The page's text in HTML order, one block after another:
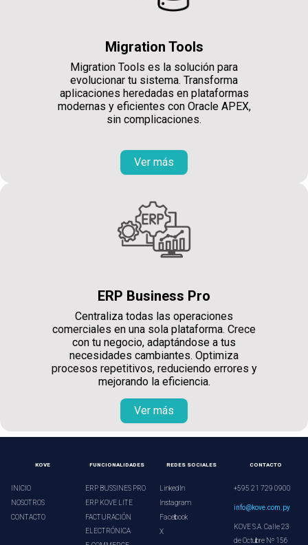
Migration Tools
Migration Tools es la solución para
evolucionar tu sistema. Transforma
aplicaciones heredadas en plataformas
modernas y eficientes con Oracle APEX,
sin complicaciones.
Ver más
ERP Business Pro
Centraliza todas las operaciones
comerciales en una sola plataforma. Crece
con tu negocio, adaptándose a tus
necesidades cambiantes. Optimiza
procesos repetitivos, reduciendo errores y
mejorando la eficiencia.
Ver más
KOVE
INICIO
NOSOTROS
CONTACTO
FUNCIONALIDADES
ERP BUSSINES PRO
ERP KOVE LITE
FACTURACIÓN
ELECTRÓNICA
REDES SOCIALES
LinkedIn
Instagram
Facebook
X
CONTACTO
+595 21 729 0900
info@kove.com.py
KOVE S.A. Calle 23
de Octubre Nº 156